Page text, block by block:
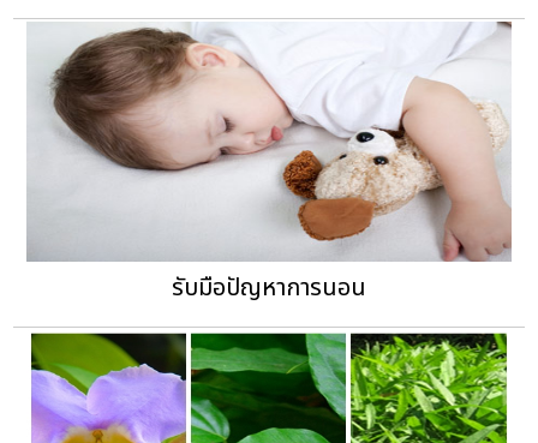
รับมือปัญหาการนอน